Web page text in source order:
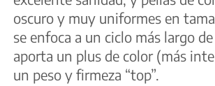
oscuro y muy uniformes en
se enfoca a un ciclo más largo
aporta un plus de color (más
un peso y firmeza “top”.